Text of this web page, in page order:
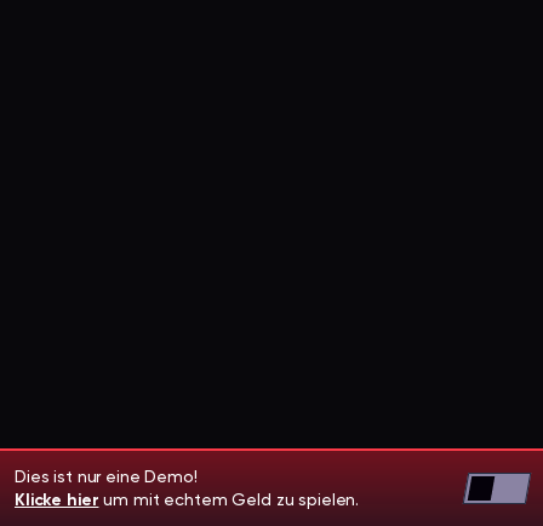
Dies ist nur eine Demo!
Klicke hier um mit echtem Geld zu spielen.